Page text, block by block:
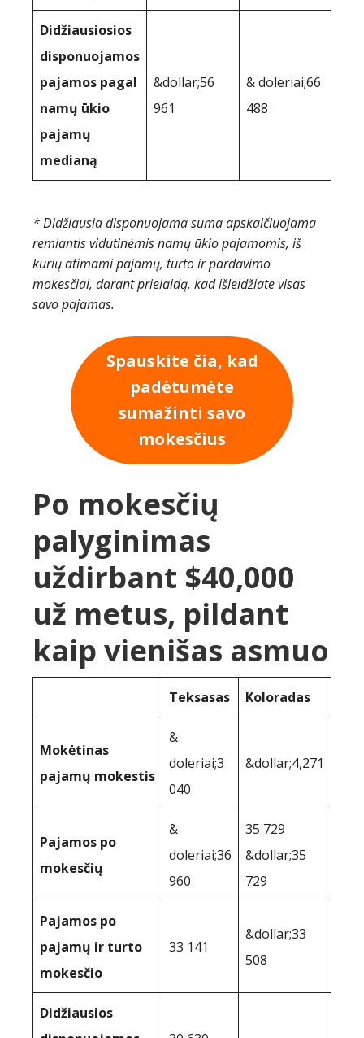
Didžiausiosios
disponuojamos
pajamos pagal
namų ūkio
pajamų
medianą
&dollar;56
961
& doleriai;66
488
* Didžiausia disponuojama suma apskaičiuojama
remiantis vidutinėmis namų ūkio pajamomis, iš
kurių atimami pajamų, turto ir pardavimo
mokesčiai, darant prielaidą, kad išleidžiate visas
savo pajamas.
Spauskite čia, kad
padėtumėte
sumažinti savo
mokesčius
Po mokesčių
palyginimas
uždirbant $40,000
už metus, pildant
kaip vienišas asmuo
Teksasas Koloradas
Mokėtinas
pajamų mokestis
&
doleriai;3
040
&dollar;4,271
Pajamos po
mokesčių
&
doleriai;36
960
35 729
&dollar;35
729
Pajamos po
pajamų ir turto
mokesčio
33 141
&dollar;33
508
Didžiausios